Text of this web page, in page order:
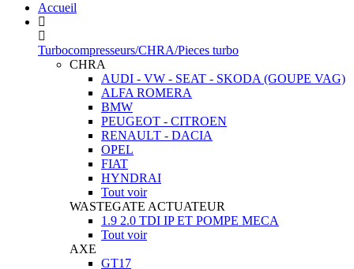
Accueil
Turbocompresseurs/CHRA/Pieces turbo
CHRA
AUDI - VW - SEAT - SKODA (GOUPE VAG)
ALFA ROMERA
BMW
PEUGEOT - CITROEN
RENAULT - DACIA
OPEL
FIAT
HYNDRAI
Tout voir
WASTEGATE ACTUATEUR
1.9 2.0 TDI IP ET POMPE MECA
Tout voir
AXE
GT17